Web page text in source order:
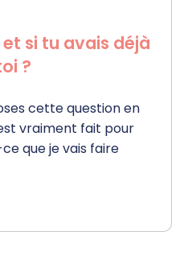
si tu avais déjà
?
cette question en
vraiment fait pour
ce que je vais faire